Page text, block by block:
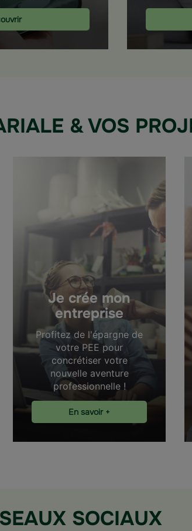
& VOS
Je crée mon
entreprise
Profitez de l'épargne de
votre PEE pour
concrétiser votre
nouvelle aventure
professionnelle !
En savoir +
SOCIAUX